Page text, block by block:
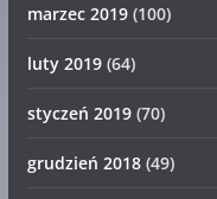
marzec 2019(100)
luty 2019(64)
styczeń 2019(70)
grudzień 2018(49)